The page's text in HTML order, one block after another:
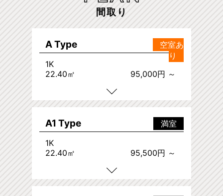
間取り
A Type
1K
22.40㎡
95,000円 ～
空室あ
り
A1 Type
1K
22.40㎡
95,500円 ～
満室